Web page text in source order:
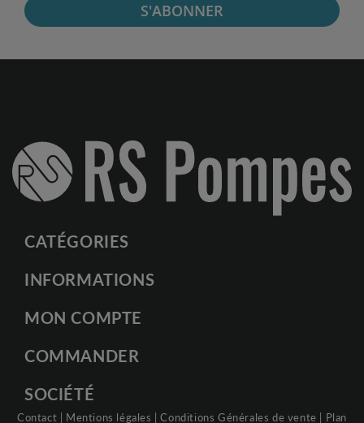
S'ABONNER
CATÉGORIES
INFORMATIONS
MON COMPTE
COMMANDER
SOCIÉTÉ
Contact | Mentions légales |Conditions Générales de vente | Plan